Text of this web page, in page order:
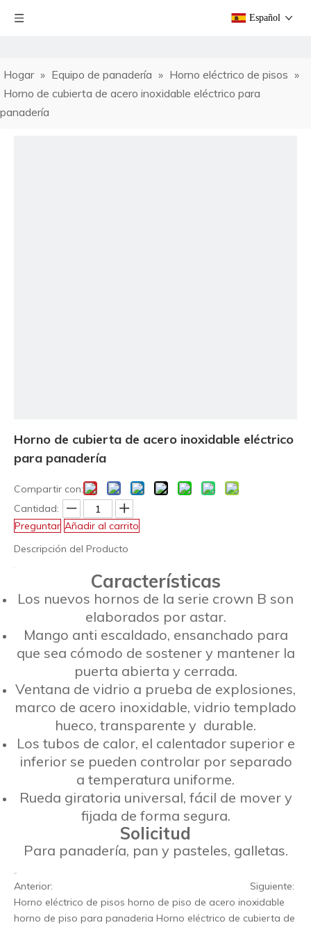
Español
Hogar » Equipo de panadería » Horno eléctrico de pisos »
Horno de cubierta de acero inoxidable eléctrico para
panadería
Horno de cubierta de acero inoxidable eléctrico
para panadería
Compartir con:
Cantidad:
Preguntar Añadir al carrito
Descripción del Producto
Características
Los nuevos hornos de la serie crown B son
elaborados por astar.
Mango anti escaldado, ensanchado para
que sea cómodo de sostener y mantener la
puerta abierta y cerrada.
Ventana de vidrio a prueba de explosiones,
marco de acero inoxidable, vidrio templado
hueco, transparente y durable.
Los tubos de calor, el calentador superior e
inferior se pueden controlar por separado
a temperatura uniforme.
Rueda giratoria universal, fácil de mover y
fijada de forma segura.
Solicitud
Para panadería, pan y pasteles, galletas.
Anterior:
Siguiente:
Horno eléctrico de pisos horno de piso de acero inoxidable
horno de piso para panaderia Horno eléctrico de cubierta de